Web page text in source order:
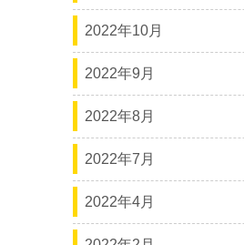
2022年10月
2022年9月
2022年8月
2022年7月
2022年4月